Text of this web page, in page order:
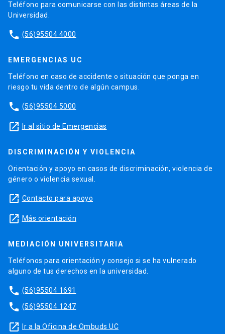
Teléfono para comunicarse con las distintas áreas de la
Universidad.
phone (56)95504 4000
EMERGENCIAS UC
Teléfono en caso de accidente o situación que ponga en
riesgo tu vida dentro de algún campus.
phone (56)95504 5000
launch Ir al sitio de Emergencias
DISCRIMINACIÓN Y VIOLENCIA
Orientación y apoyo en casos de discriminación, violencia de
género o violencia sexual.
launch Contacto para apoyo
launch Más orientación
MEDIACIÓN UNIVERSITARIA
Teléfonos para orientación y consejo si se ha vulnerado
alguno de tus derechos en la universidad.
phone (56)95504 1691
phone (56)95504 1247
launch Ir a la Oficina de Ombuds UC